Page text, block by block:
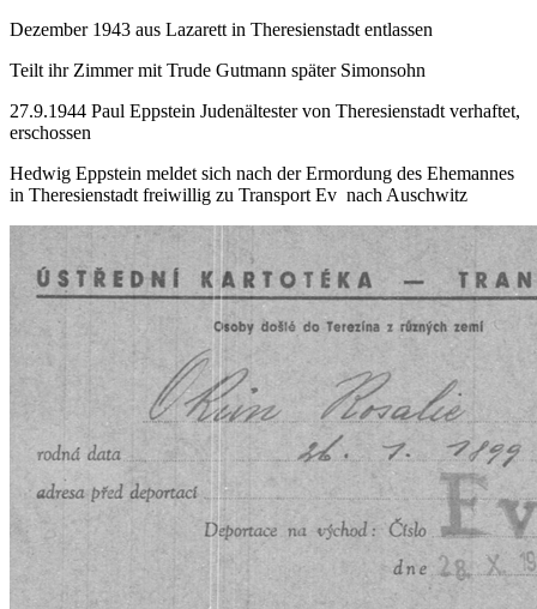
Dezember 1943 aus Lazarett in Theresienstadt entlassen
Teilt ihr Zimmer mit Trude Gutmann später Simonsohn
27.9.1944 Paul Eppstein Judenältester von Theresienstadt verhaftet,
erschossen
Hedwig Eppstein meldet sich nach der Ermordung des Ehemannes
in Theresienstadt freiwillig zu Transport Ev nach Auschwitz